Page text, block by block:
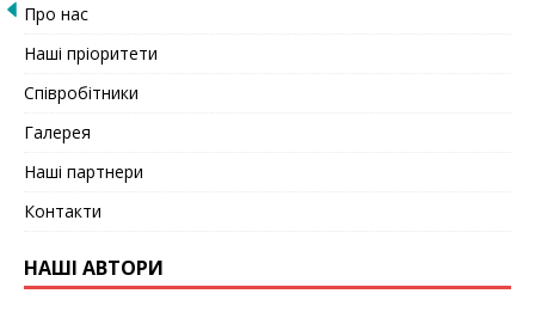
Про нас
Наші пріоритети
Співробітники
Галерея
Наші партнери
Контакти
НАШІ АВТОРИ